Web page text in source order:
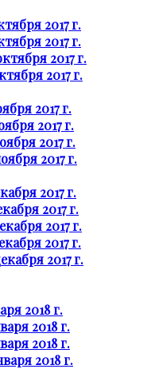
2017 г.
2017 г.
2017 г.
2017 г.
2017 г.
2017 г.
2017 г.
2017 г.
2017 г.
2017 г.
2017 г.
2017 г.
2017 г.
2018 г.
2018 г.
2018 г.
2018 г.